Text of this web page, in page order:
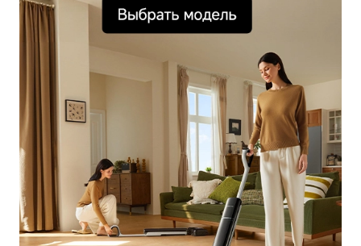
Телевизоры
Газонокосилки
Аксессуары